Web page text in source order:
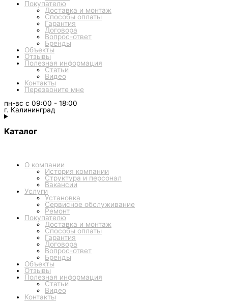
Покупателю
Доставка и монтаж
Способы оплаты
Гарантия
Договора
Вопрос-ответ
Бренды
Объекты
Отзывы
Полезная информация
Статьи
Видео
Контакты
Перезвоните мне
пн-вс с 09:00 - 18:00
г. Калининград
Каталог
О компании
История компании
Структура и персонал
Вакансии
Услуги
Установка
Сервисное обслуживание
Ремонт
Покупателю
Доставка и монтаж
Способы оплаты
Гарантия
Договора
Вопрос-ответ
Бренды
Объекты
Отзывы
Полезная информация
Статьи
Видео
Контакты